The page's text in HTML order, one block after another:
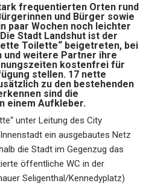
frequentierten Orten rund
und Bürger sowie
paar Wochen noch leichter
Stadt Landshut ist der
Toilette“ beigetreten, bei
und weitere Partner ihre
kostenfrei für
stellen. 17 nette
zu den bestehenden
sind die
einem Aufkleber.
unter Leitung des City
ein ausgebautes Netz
die Stadt im Gegenzug das
öffentliche WC in der
Seligenthal/Kennedyplatz)